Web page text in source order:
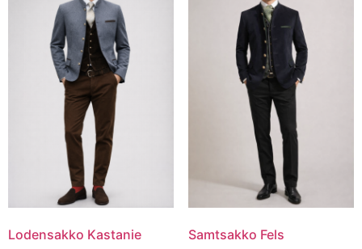
Lodensakko Kastanie Samtsakko Fels